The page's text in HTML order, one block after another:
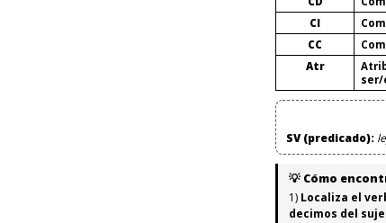
CI
CC
Atr
ser/
SV (predicado):
💡 Cómo
1) Localiza el
decimos del